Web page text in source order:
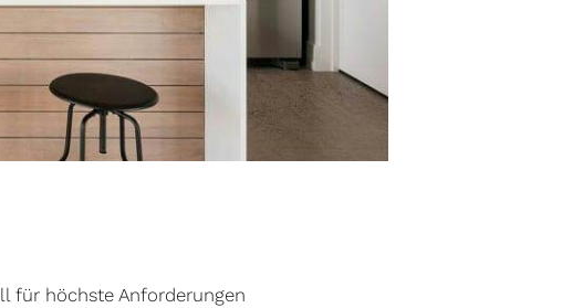
für höchste Anforderungen